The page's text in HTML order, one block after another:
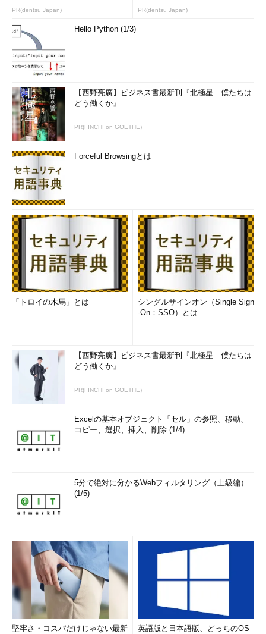
PR(dentsu Japan) PR(dentsu Japan)
Hello Python (1/3)
【西野亮廣】ビジネス書最新刊『北極星 僕たちは
どう働くか』
PR(FINCHI on GOETHE)
Forceful Browsingとは
「トロイの木馬」とは
シングルサインオン（Single Sign
-On：SSO）とは
【西野亮廣】ビジネス書最新刊『北極星 僕たちは
どう働くか』
PR(FINCHI on GOETHE)
Excelの基本オブジェクト「セル」の参照、移動、
コピー、選択、挿入、削除 (1/4)
5分で絶対に分かるWebフィルタリング（上級編）
(1/5)
堅牢さ・コスパだけじゃない最新
英語版と日本語版、どっちのOS